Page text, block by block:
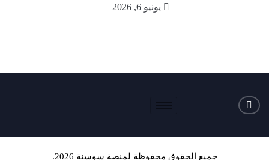
يونيو 6, 2026
جميع الحقوق محفوظة لمنصة سوسنة 2026.